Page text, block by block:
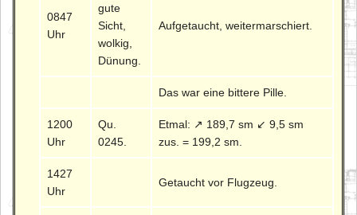
0847
Uhr
gute
Sicht,
wolkig,
Dünung.
Aufgetaucht, weitermarschiert.
Das war eine bittere Pille.
1200
Uhr
Qu.
0245.
Etmal: ↗ 189,7 sm ↙ 9,5 sm
zus. = 199,2 sm.
1427
Uhr
Getaucht vor Flugzeug.